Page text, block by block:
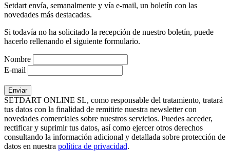
Setdart envía, semanalmente y vía e-mail, un boletín con las
novedades más destacadas.
Si todavía no ha solicitado la recepción de nuestro boletín, puede
hacerlo rellenando el siguiente formulario.
Nombre
E-mail
SETDART ONLINE SL, como responsable del tratamiento, tratará
tus datos con la finalidad de remitirte nuestra newsletter con
novedades comerciales sobre nuestros servicios. Puedes acceder,
rectificar y suprimir tus datos, así como ejercer otros derechos
consultando la información adicional y detallada sobre protección de
datos en nuestra política de privacidad.